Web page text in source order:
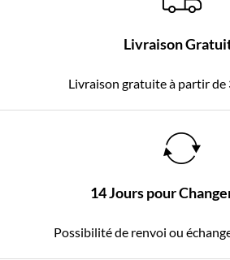
Livraison
Livraison gratuite à partir de
14 Jours pour
Possibilité de renvoi ou